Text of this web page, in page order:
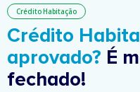
Crédito Habitação
Crédito
aprovado? É
fechado!